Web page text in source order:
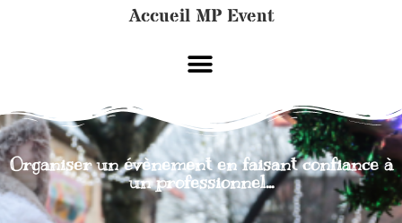
Accueil MP Event
Organiser un évènement en faisant confiance à
un professionnel...